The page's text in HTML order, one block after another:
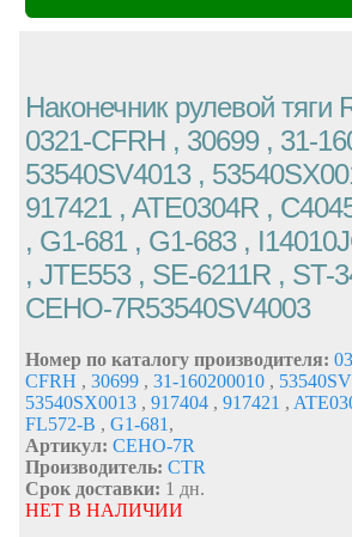
Наконечник рулевой тяги
0321-CFRH , 30699 , 31-
53540SV4013 ,
917421 , ATE0304R ,
, G1-681 , G1-683 ,
, JTE553 , SE-6211R , ST-
CEHO-7R53540SV4003
Номер по каталогу производителя:
CFRH , 30699 , 31-160200010 ,
53540SX0013 , 917404 , 917421 ,
FL572-B , G1-681 ,
Артикул: CEHO-7R
Производитель: CTR
Срок доставки: 1 дн.
НЕТ В НАЛИЧИИ